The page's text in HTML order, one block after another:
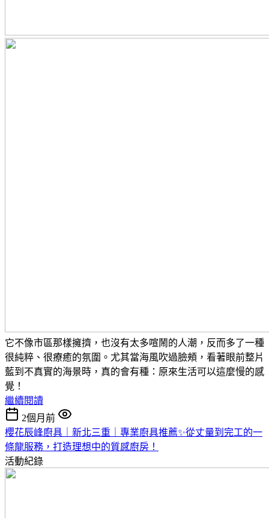
它不像市區那樣擁擠，也沒有太多喧鬧的人潮，反而多了一種
很純粹、很療癒的氛圍。 尤其當海風吹過臉頰，看著眼前整片
藍到不真實的海景時，真的會有種： 原來生活可以這麼慢的感
覺！
繼續閱讀
2個月前
櫻花辰峰廚具｜新北三重｜專業廚具推薦✨從丈量到完工的一
條龍服務，打造理想中的質感廚房！
活動紀錄